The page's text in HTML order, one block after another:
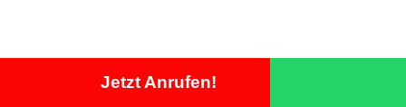
Jetzt Anrufen!